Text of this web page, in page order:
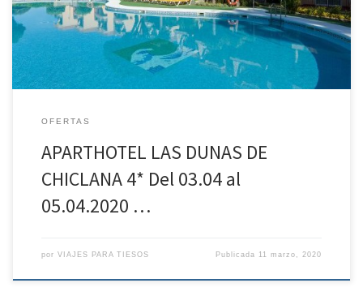
INCLUIDO EN APARTHOTEL LAS DUNAS INFORMACION ADICCIONAL 1º
Y 2º […]
OFERTAS
APARTHOTEL LAS DUNAS DE
CHICLANA 4* Del 03.04 al
05.04.2020 …
por VIAJES PARA TIESOS Publicada 11 marzo, 2020